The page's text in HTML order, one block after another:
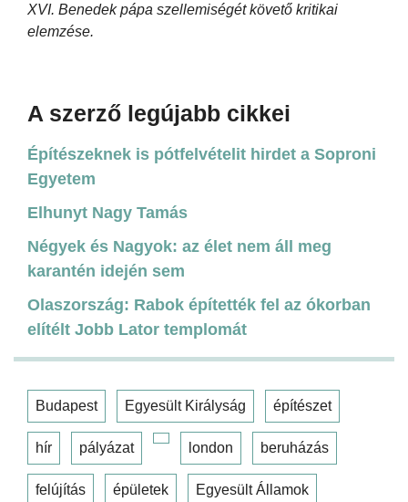
XVI. Benedek pápa szellemiségét követő kritikai
elemzése.
A szerző legújabb cikkei
Építészeknek is pótfelvételit hirdet a Soproni
Egyetem
Elhunyt Nagy Tamás
Négyek és Nagyok: az élet nem áll meg
karantén idején sem
Olaszország: Rabok építették fel az ókorban
elítélt Jobb Lator templomát
Budapest Egyesült Királyság építészet
hír pályázat london beruházás
felújítás épületek Egyesült Államok